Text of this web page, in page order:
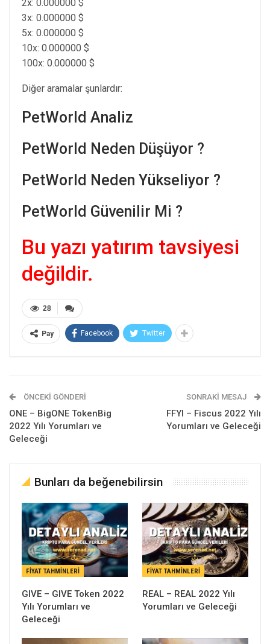
2x: 0.000000 $
3x: 0.000000 $
5x: 0.000000 $
10x: 0.000000 $
100x: 0.000000 $
Diğer aramalar şunlardır:
PetWorld Analiz
PetWorld Neden Düşüyor ?
PetWorld Neden Yükseliyor ?
PetWorld Güvenilir Mi ?
Bu yazı yatırım tavsiyesi
değildir.
28
Pay Facebook Twitter
ÖNCEKI GÖNDERI
ONE – BigONE TokenBig
2022 Yılı Yorumları ve
Geleceği
SONRAKI MESAJ
FFYI – Fiscus 2022 Yılı
Yorumları ve Geleceği
Bunları da beğenebilirsin
FIYAT TAHMINLERI
GIVE – GIVE Token 2022
Yılı Yorumları ve
Geleceği
FIYAT TAHMINLERI
REAL – REAL 2022 Yılı
Yorumları ve Geleceği